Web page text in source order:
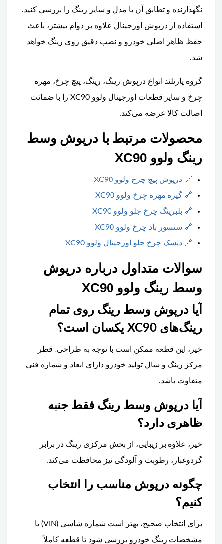
نگهدارنده و تطابق آن با مدل و سایز رینگ را بررسی کنید.
استفاده از درپوش اورجینال علاوه بر دوام بیشتر، باعث
حفظ ظاهر اصلی خودرو و نصب دقیق روی رینگ خواهد
شد.
گروه پارتلند انواع درپوش رینگ، رینگ، پیچ چرخ، مهره
چرخ و سایر قطعات اورجینال ولوو XC90 را با ضمانت
اصالت کالا عرضه می‌کند.
محصولات مرتبط با درپوش وسط
رینگ ولوو XC90
🔗 درپوش پیچ چرخ ولوو XC90
🔗 گیره مهره چرخ ولوو XC90
🔗 بلبرینگ چرخ جلو ولوو XC90
🔗 سنسور باد چرخ ولوو XC90
🔗 دیسک چرخ جلو اورجینال ولوو XC90
سوالات متداول درباره درپوش
وسط رینگ ولوو XC90
آیا درپوش وسط رینگ روی تمام
رینگ‌های XC90 یکسان است؟
خیر، این قطعه ممکن است با توجه به طراحی، قطر
مرکز رینگ و سال تولید خودرو دارای ابعاد و شماره فنی
متفاوت باشد.
آیا درپوش وسط رینگ فقط جنبه
ظاهری دارد؟
خیر، علاوه بر زیبایی، از بخش مرکزی رینگ در برابر
گردوغبار، رطوبت و آلودگی نیز محافظت می‌کند.
چگونه درپوش مناسب را انتخاب
کنیم؟
برای انتخاب صحیح، بهتر است شماره شاسی (VIN) یا
مشخصات رینگ خودرو بررسی شود تا قطعه کاملاً